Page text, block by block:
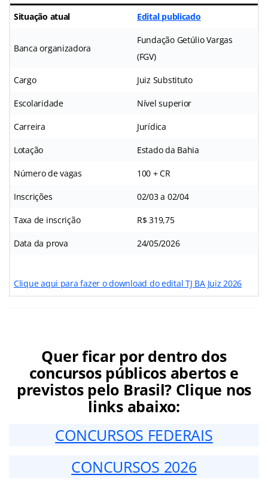
Situação atual Edital publicado
Banca organizadora
Fundação Getúlio Vargas
(FGV)
Cargo Juiz Substituto
Escolaridade Nível superior
Carreira Jurídica
Lotação Estado da Bahia
Número de vagas 100 + CR
Inscrições 02/03 a 02/04
Taxa de inscrição R$ 319,75
Data da prova 24/05/2026
Clique aqui para fazer o download do edital TJ BA Juiz 2026
Quer ficar por dentro dos
concursos públicos abertos e
previstos pelo Brasil? Clique nos
links abaixo:
CONCURSOS FEDERAIS
CONCURSOS 2026